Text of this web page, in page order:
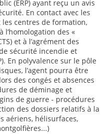
(ERP) ayant reçu un avis
En contact avec les
les centres de formation,
l’homologation des «
et à l’agrément des
sécurité incendie et
En polyvalence sur le pôle
l’agent pourra être
des congés et absences
de déminage et
de guerre - procédures
des dossiers relatifs à la
aériens, hélisurfaces,